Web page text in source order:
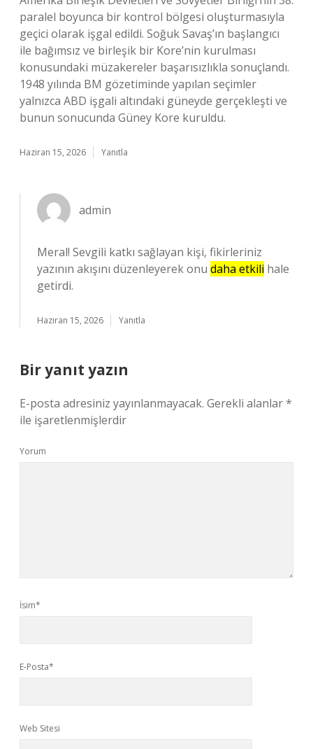
paralel boyunca bir kontrol bölgesi oluşturmasıyla
geçici olarak işgal edildi. Soğuk Savaş’ın başlangıcı
ile bağımsız ve birleşik bir Kore’nin kurulması
konusundaki müzakereler başarısızlıkla sonuçlandı.
1948 yılında BM gözetiminde yapılan seçimler
yalnızca ABD işgali altındaki güneyde gerçekleşti ve
bunun sonucunda Güney Kore kuruldu.
Haziran 15, 2026 Yanıtla
admin
Meral! Sevgili katkı sağlayan kişi, fikirleriniz
yazının akışını düzenleyerek onu daha etkili hale
getirdi.
Haziran 15, 2026 Yanıtla
Bir yanıt yazın
E-posta adresiniz yayınlanmayacak. Gerekli alanlar*
ile işaretlenmişlerdir
Yorum
İsim*
E-Posta*
Web Sitesi